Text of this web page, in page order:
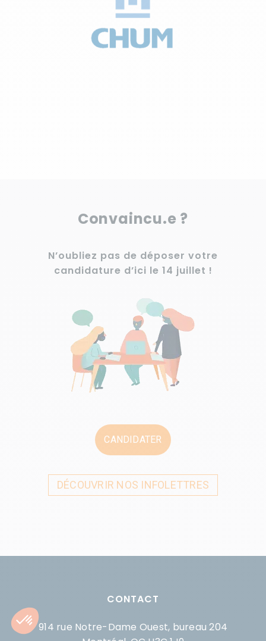
Convaincu.e ?
N’oubliez pas de déposer votre
candidature d’ici le 14 juillet !
CANDIDATER
DÉCOUVRIR NOS INFOLETTRES
CONTACT
914 rue Notre-Dame Ouest, bureau 204